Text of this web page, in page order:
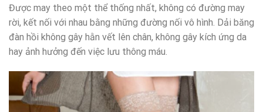
Được may theo một thể thống nhất, không có đường may
rời, kết nối với nhau bằng những đường nối vô hình. Dải băng
đàn hồi không gây hằn vết lên chân, không gây kích ứng da
hay ảnh hưởng đến việc lưu thông máu.